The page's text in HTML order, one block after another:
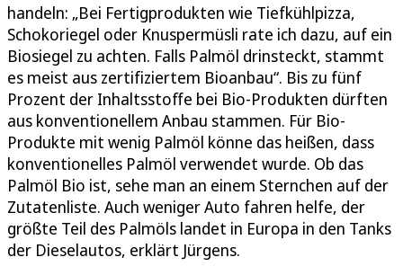
handeln: „Bei Fertigprodukten wie Tiefkühlpizza,
Schokoriegel oder Knuspermüsli rate ich dazu, auf ein
Biosiegel zu achten. Falls Palmöl drinsteckt, stammt
es meist aus zertifiziertem Bioanbau“. Bis zu fünf
Prozent der Inhaltsstoffe bei Bio-Produkten dürften
aus konventionellem Anbau stammen. Für Bio-
Produkte mit wenig Palmöl könne das heißen, dass
konventionelles Palmöl verwendet wurde. Ob das
Palmöl Bio ist, sehe man an einem Sternchen auf der
Zutatenliste. Auch weniger Auto fahren helfe, der
größte Teil des Palmöls landet in Europa in den Tanks
der Dieselautos, erklärt Jürgens.